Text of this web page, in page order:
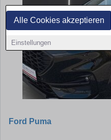
Alle Cookies akzeptieren
Einstellungen
Ford Puma